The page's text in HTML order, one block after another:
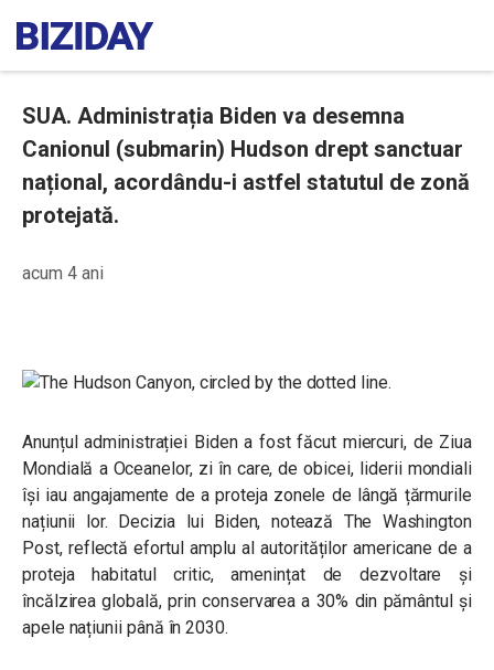
SUA. Administrația Biden va desemna
Canionul (submarin) Hudson drept sanctuar
național, acordându-i astfel statutul de zonă
protejată.
acum 4 ani
Anunțul administrației Biden a fost făcut miercuri, de Ziua
Mondială a Oceanelor, zi în care, de obicei, liderii mondiali
își iau angajamente de a proteja zonele de lângă țărmurile
națiunii lor. Decizia lui Biden, notează The Washington
Post, reflectă efortul amplu al autorităților americane de a
proteja habitatul critic, amenințat de dezvoltare și
încălzirea globală, prin conservarea a 30% din pământul și
apele națiunii până în 2030.